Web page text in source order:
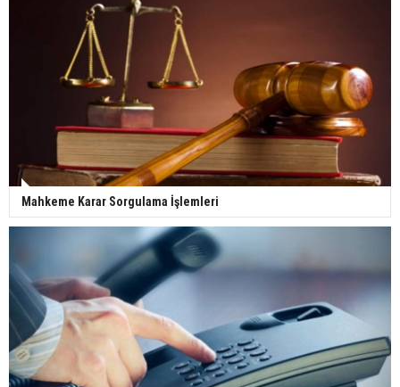
Mahkeme Karar Sorgulama İşlemleri